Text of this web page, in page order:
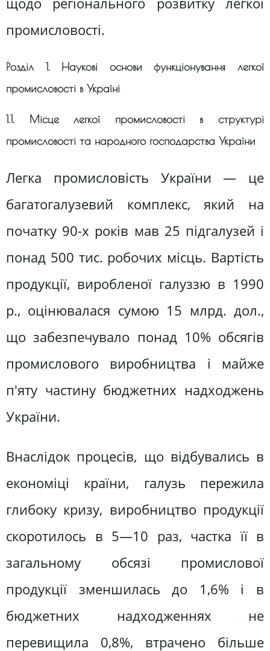
промисловості.
Розділ 1. Наукові основи функціонування легкої
промисловості в Україні
1.1. Місце легкої промисловості в структурі
промисловості та народного господарства України
Легка промисловість України — це
багатогалузевий комплекс, який на
початку 90-х років мав 25 підгалузей і
понад 500 тис. робочих місць. Вартість
продукції, виробленої галуззю в 1990
р., оцінювалася сумою 15 млрд. дол.,
що забезпечувало понад 10% обсягів
промислового виробництва і майже
п'яту частину бюджетних надходжень
України.
Внаслідок процесів, що відбувались в
економіці країни, галузь пережила
глибоку кризу, виробництво продукції
скоротилось в 5—10 раз, частка її в
загальному обсязі промислової
продукції зменшилась до 1,6% і в
бюджетних надходженнях не
перевищила 0,8%, втрачено більше